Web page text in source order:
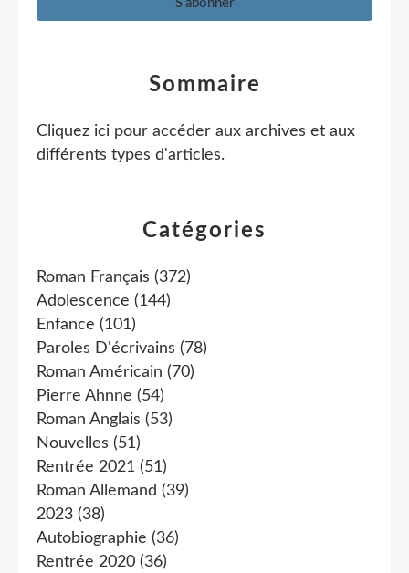
Catégories
Roman Français (372)
Adolescence (144)
Enfance (101)
Paroles D'écrivains (78)
Roman Américain (70)
Pierre Ahnne (54)
Roman Anglais (53)
Nouvelles (51)
Rentrée 2021 (51)
Roman Allemand (39)
2023 (38)
Autobiographie (36)
Rentrée 2020 (36)
Sommaire
Cliquez ici pour accéder aux archives et aux
différents types d'articles.